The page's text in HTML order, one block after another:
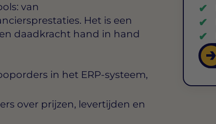
van
Het is een
daadkracht hand in hand
in het ERP-systeem,
over prijzen, levertijden en